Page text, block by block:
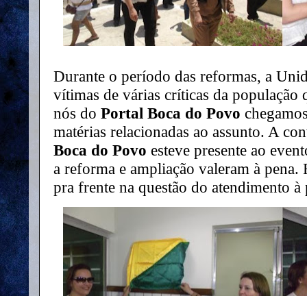
Durante o período das reformas, a
vítimas de várias críticas da população
nós do Portal Boca do Povo
matérias relacionadas ao assunto. A
Boca do Povo esteve presente ao
a reforma e ampliação valeram à pena.
pra frente na questão do atendimento